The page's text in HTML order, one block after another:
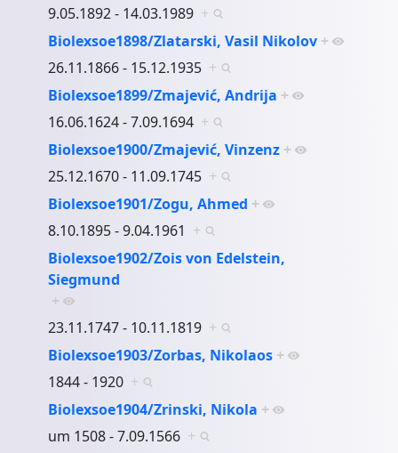
9.05.1892 - 14.03.1989 +
Biolexsoe1898/Zlatarski, Vasil Nikolov +
26.11.1866 - 15.12.1935 +
Biolexsoe1899/Zmajević, Andrija +
16.06.1624 - 7.09.1694 +
Biolexsoe1900/Zmajević, Vinzenz +
25.12.1670 - 11.09.1745 +
Biolexsoe1901/Zogu, Ahmed +
8.10.1895 - 9.04.1961 +
Biolexsoe1902/Zois von Edelstein,
Siegmund
+
23.11.1747 - 10.11.1819 +
Biolexsoe1903/Zorbas, Nikolaos +
1844 - 1920 +
Biolexsoe1904/Zrinski, Nikola +
um 1508 - 7.09.1566 +